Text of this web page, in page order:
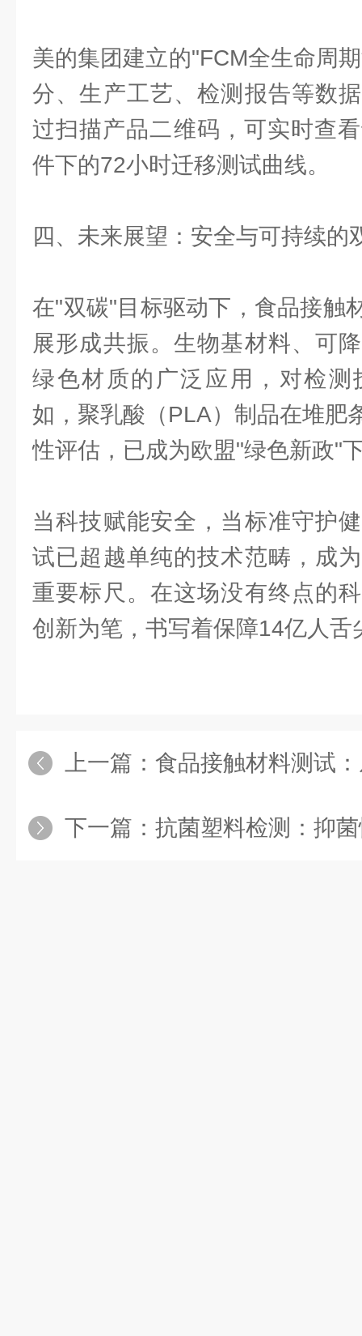
美的集团建立的"FCM全生命周
分、生产工艺、检测报告等数
过扫描产品二维码，可实时查
件下的72小时迁移测试曲线。
四、未来展望：安全与可持续的
在"双碳"目标驱动下，食品接触
展形成共振。生物基材料、可
绿色材质的广泛应用，对检测
如，聚乳酸（PLA）制品在堆肥
性评估，已成为欧盟"绿色新政"
当科技赋能安全，当标准守护
试已超越单纯的技术范畴，成
重要标尺。在这场没有终点的
创新为笔，书写着保障14亿人舌
上一篇： 食品接触材料测试：从
下一篇： 抗菌塑料检测：抑菌性能的